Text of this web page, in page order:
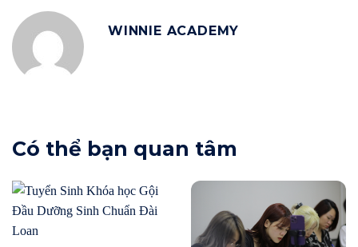
WINNIE ACADEMY
Có thể bạn quan tâm